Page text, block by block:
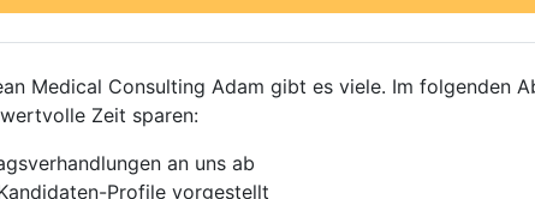
Medical Consulting Adam gibt es viele. Im folgenden
Zeit sparen:
an uns ab
Profile vorgestellt